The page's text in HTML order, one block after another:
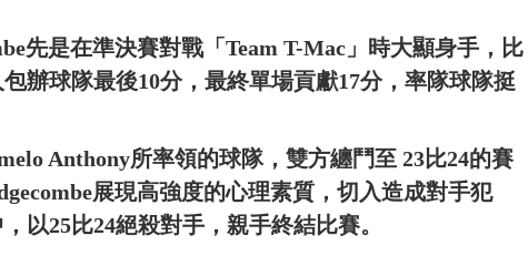
先是在準決賽對戰「Team T-Mac」時大顯身手，比
辦球隊最後10分，最終單場貢獻17分，率隊球隊挺
Anthony所率領的球隊，雙方纏鬥至 23比24的賽
展現高強度的心理素質，切入造成對手犯
以25比24絕殺對手，親手終結比賽。